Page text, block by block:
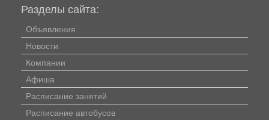
Разделы сайта:
Объявления
Новости
Компании
Афиша
Расписание занятий
Расписание автобусов